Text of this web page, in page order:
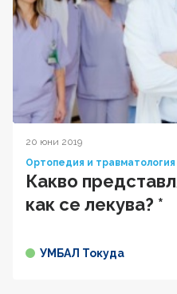
20 юни 2019
Ортопедия и травматология
Какво
как се лекува? *
УМБАЛ Токуда